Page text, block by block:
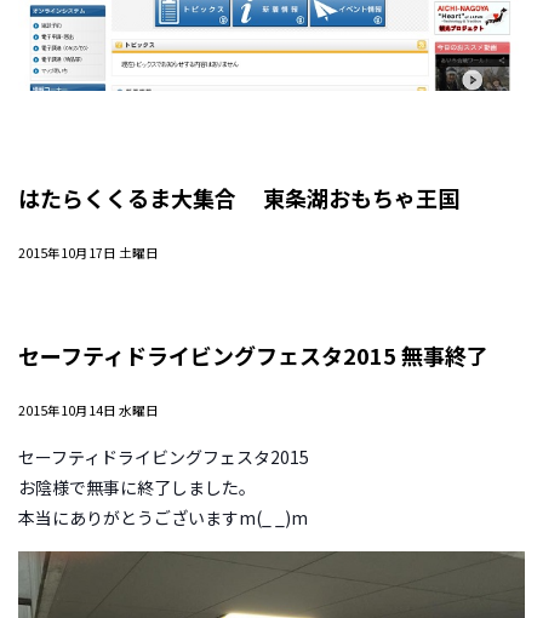
はたらくくるま大集合 東条湖おもちゃ王国
2015年10月17日 土曜日
セーフティドライビングフェスタ2015 無事終了
2015年10月14日 水曜日
セーフティドライビングフェスタ2015
お陰様で無事に終了しました。
本当にありがとうございますm(_ _)m